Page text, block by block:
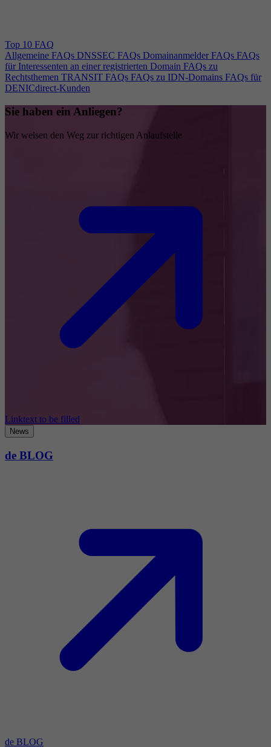
Top 10 FAQ
Allgemeine FAQs DNSSEC FAQs Domainanmelder FAQs FAQs
für Interessenten an einer registrierten Domain FAQs zu
Rechtsthemen TRANSIT FAQs FAQs zu IDN-Domains FAQs für
DENICdirect-Kunden
Sie haben ein Anliegen?
Wir weisen den Weg zur richtigen Anlaufstelle
Linktext to be filled
News
de BLOG
de BLOG